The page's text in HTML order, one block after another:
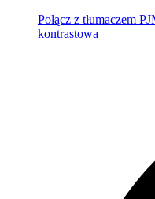
Połącz z tłumaczem
kontrastowa